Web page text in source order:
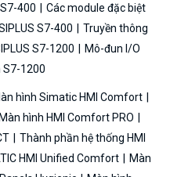
400
Các module đặc biệt
S7-400
Truyền thông
S7-1200
Mô-đun I/O
S7-1200
hình Simatic HMI Comfort
Màn hình HMI Comfort PRO
Thành phần hệ thống HMI
HMI Unified Comfort
Màn